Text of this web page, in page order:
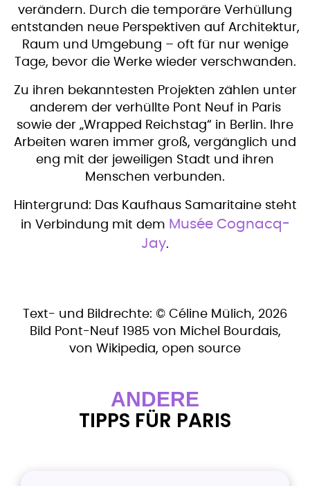
verändern. Durch die temporäre Verhüllung
entstanden neue Perspektiven auf Architektur,
Raum und Umgebung – oft für nur wenige
Tage, bevor die Werke wieder verschwanden.
Zu ihren bekanntesten Projekten zählen unter
anderem der verhüllte Pont Neuf in Paris
sowie der „Wrapped Reichstag“ in Berlin. Ihre
Arbeiten waren immer groß, vergänglich und
eng mit der jeweiligen Stadt und ihren
Menschen verbunden.
Hintergrund: Das Kaufhaus Samaritaine steht
in Verbindung mit dem Musée Cognacq-
Jay.
Text- und Bildrechte: © Céline Mülich, 2026
Bild Pont-Neuf 1985 von Michel Bourdais,
von Wikipedia, open source
ANDERE
TIPPS FÜR PARIS